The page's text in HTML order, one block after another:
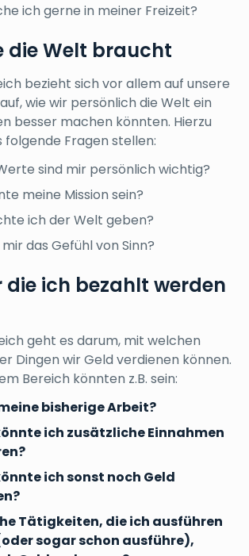
ich gerne in meiner Freizeit?
die Welt braucht
bezieht sich vor allem auf unsere
wie wir persönlich die Welt ein
besser machen könnten. Hierzu
folgende Fragen stellen:
sind mir persönlich wichtig?
meine Mission sein?
ich der Welt geben?
das Gefühl von Sinn?
die ich bezahlt werden
geht es darum, mit welchen
Dingen wir Geld verdienen können.
Bereich könnten z.B. sein:
bisherige Arbeit?
ich zusätzliche Einnahmen
ich sonst noch Geld
Tätigkeiten, die ich ausführen
sogar schon ausführe),